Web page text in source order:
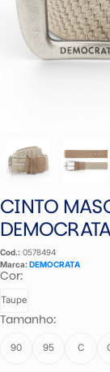
CINTO
Cod.: 0578494
Marca: DEMOCRATA
Cor:
Taupe
Tamanho:
90 95 C